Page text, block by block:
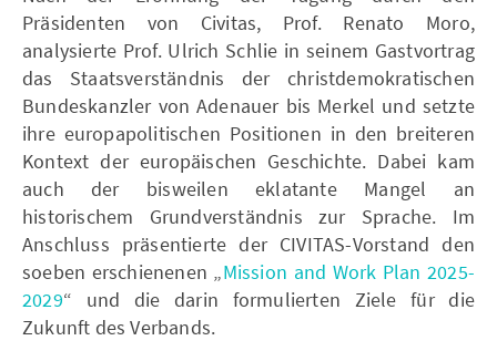
Präsidenten von Civitas, Prof. Renato Moro,
analysierte Prof. Ulrich Schlie in seinem Gastvortrag
das Staatsverständnis der christdemokratischen
Bundeskanzler von Adenauer bis Merkel und setzte
ihre europapolitischen Positionen in den breiteren
Kontext der europäischen Geschichte. Dabei kam
auch der bisweilen eklatante Mangel an
historischem Grundverständnis zur Sprache. Im
Anschluss präsentierte der CIVITAS-Vorstand den
soeben erschienenen „Mission and Work Plan 2025-
2029“ und die darin formulierten Ziele für die
Zukunft des Verbands.